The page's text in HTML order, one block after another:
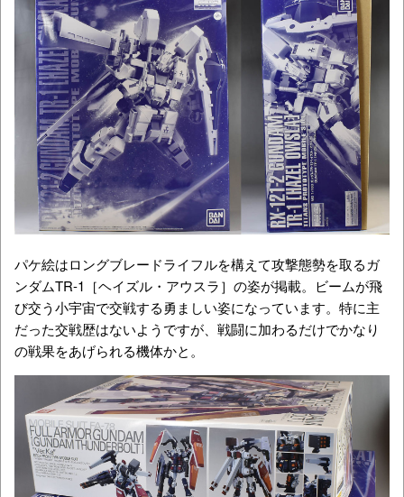
パケ絵はロングブレードライフルを構えて攻撃態勢を取るガ
ンダムTR-1［ヘイズル・アウスラ］の姿が掲載。ビームが飛
び交う小宇宙で交戦する勇ましい姿になっています。特に主
だった交戦歴はないようですが、戦闘に加わるだけでかなり
の戦果をあげられる機体かと。